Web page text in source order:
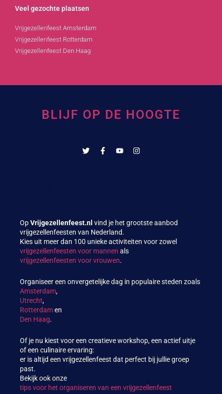
Veel gezochte plaatsen
Vrijgezellenfeest Amsterdam
Vrijgezellenfeest Rotterdam
Vrijgezellenfeest Den Haag
BLIJF OP DE HOOGTE
OpVrijgezellenfeest.nl vind je het grootste aanbod
vrijgezellenfeesten van Nederland.
Kies uit meer dan 100 unieke activiteiten voor zowel
vrijgezellenfeesten voor mannen als
vrijgezellenfeesten voor vrouwen.
Organiseer een onvergetelijke dag in populaire steden zoals
Amsterdam,
Utrecht,
Rotterdamen
Den Haag.
Of je nu kiest voor een creatieve workshop, een actief uitje
of een culinaire ervaring:
er is altijd een vrijgezellenfeest dat perfect bij jullie groep
past.
Bekijk ook onze
tips voor het organiseren van een vrijgezellenfeest